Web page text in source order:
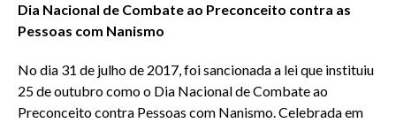
Dia Nacional de Combate ao Preconceito contra as
Pessoas com Nanismo
No dia 31 de julho de 2017, foi sancionada a lei que instituiu
25 de outubro como o Dia Nacional de Combate ao
Preconceito contra Pessoas com Nanismo. Celebrada em